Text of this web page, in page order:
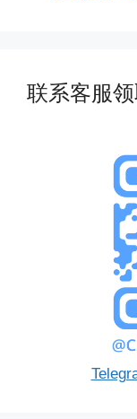
联系客服